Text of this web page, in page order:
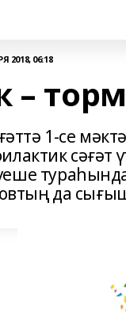
2018, 06:18
–
1-се
да